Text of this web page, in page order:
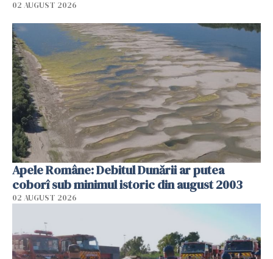
02 AUGUST 2026
Apele Române: Debitul Dunării ar putea
coborî sub minimul istoric din august 2003
02 AUGUST 2026